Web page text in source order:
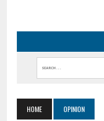
HOME OPINION